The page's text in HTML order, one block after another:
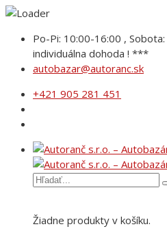
Po-Pi: 10:00-16:00 ,
individuálna dohoda ! ***
autobazar@autoranc.sk
+421 905 281 451
Žiadne produkty v košíku.